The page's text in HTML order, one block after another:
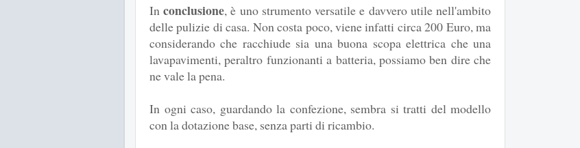
Inconclusione, è uno strumento versatile e davvero utile nell'ambito
delle pulizie di casa. Non costa poco, viene infatti circa 200 Euro, ma
considerando che racchiude sia una buona scopa elettrica che una
lavapavimenti, peraltro funzionanti a batteria, possiamo ben dire che
ne vale la pena.
In ogni caso, guardando la confezione, sembra si tratti del modello
con la dotazione base, senza parti di ricambio.